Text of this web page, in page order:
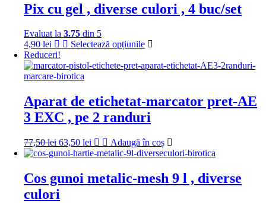
Pix cu gel , diverse culori , 4 buc/set
Evaluat la 3.75 din 5
4,90 lei Selectează opțiunile
are
variații.
Opțiunile
alese
în
produsului.
Reduceri!
Aparat de etichetat-marcator pret-AE
3 EXC , pe 2 randuri
77,50lei Prețul
inițial
77,50 lei.
63,50 lei Prețul
curent
63,50 lei.
Adaugă în coș
Cos gunoi metalic-mesh 9 l , diverse
culori